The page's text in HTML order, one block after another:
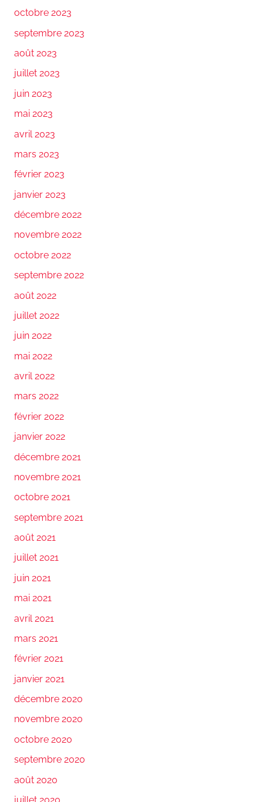
octobre 2023
septembre 2023
août 2023
juillet 2023
juin 2023
mai 2023
avril 2023
mars 2023
février 2023
janvier 2023
décembre 2022
novembre 2022
octobre 2022
septembre 2022
août 2022
juillet 2022
juin 2022
mai 2022
avril 2022
mars 2022
février 2022
janvier 2022
décembre 2021
novembre 2021
octobre 2021
septembre 2021
août 2021
juillet 2021
juin 2021
mai 2021
avril 2021
mars 2021
février 2021
janvier 2021
décembre 2020
novembre 2020
octobre 2020
septembre 2020
août 2020